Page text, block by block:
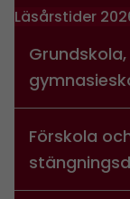
Läsårstider
Förskola